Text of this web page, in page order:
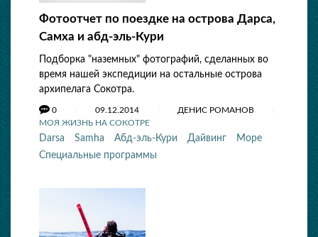
Фотоотчет по поездке на острова Дарса,
Самха и абд-эль-Кури
Подборка "наземных" фотографий, сделанных во
время нашей экспедиции на остальные острова
архипелага Сокотра.
0 09.12.2014
ДЕНИС РОМАНОВ
МОЯ ЖИЗНЬ НА СОКОТРЕ
Darsa Samha Абд-эль-Кури Дайвинг
Море
Специальные программы